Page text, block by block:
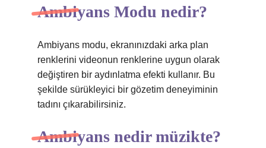
Ambiyans Modu nedir?
Ambiyans modu, ekranınızdaki arka plan
renklerini videonun renklerine uygun olarak
değiştiren bir aydınlatma efekti kullanır. Bu
şekilde sürükleyici bir gözetim deneyiminin
tadını çıkarabilirsiniz.
Ambiyans nedir müzikte?